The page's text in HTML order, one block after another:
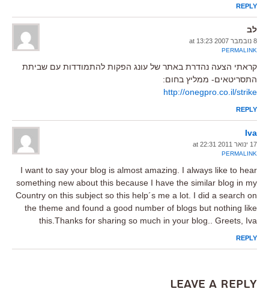
REPLY
לב
8 נובמבר 2007 at 13:23
PERMALINK
קראתי הצעה נהדרת באתר של עונג הפקות להתמודדות עם שביתת
התסריטאים- ממליץ בחום:
http://onegpro.co.il/strike
REPLY
Iva
17 ינואר 2011 at 22:31
PERMALINK
I want to say your blog is almost amazing. I always like to hear
something new about this because I have the similar blog in my
Country on this subject so this help´s me a lot. I did a search on
the theme and found a good number of blogs but nothing like
this.Thanks for sharing so much in your blog.. Greets, Iva
REPLY
Leave a Reply